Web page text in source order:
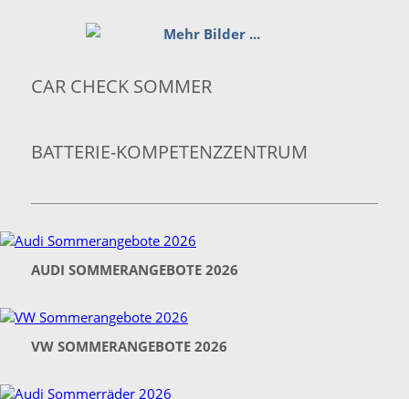
CAR CHECK SOMMER
BATTERIE-KOMPETENZZENTRUM
AUDI SOMMERANGEBOTE 2026
VW SOMMERANGEBOTE 2026